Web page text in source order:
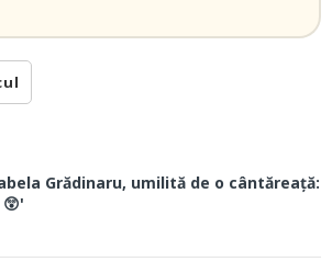
Grădinaru, umilită de o cântăreață:
😲'